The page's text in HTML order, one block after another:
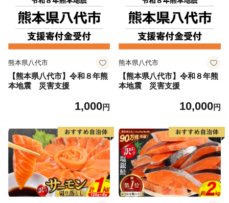
熊本県八代市
【熊本県八代市】令和８年熊
本地震 災害支援
1,000円
熊本県八代市
【熊本県八代市】令和８年熊
本地震 災害支援
10,000円